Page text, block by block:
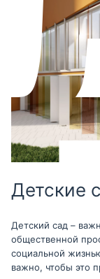
Детские
Детский сад –
общественной
социальной
важно, чтобы это